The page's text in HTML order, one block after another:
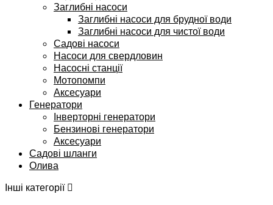
Заглибні насоси
Заглибні насоси для брудної води
Заглибні насоси для чистої води
Садові насоси
Насоси для свердловин
Насосні станції
Мотопомпи
Аксесуари
Генератори
Інверторні генератори
Бензинові генератори
Аксесуари
Садові шланги
Олива
Інші категорії